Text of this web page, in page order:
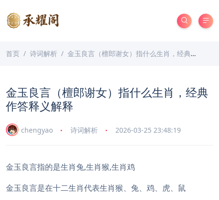
首页 诗词解析 金玉良言（檀郎谢女）指什么生肖，经典作答释义解释
金玉良言（檀郎谢女）指什么生肖，经典
作答释义解释
chengyao 诗词解析 2026-03-25 23:48:19
金玉良言指的是生肖兔,生肖猴,生肖鸡
金玉良言是在十二生肖代表生肖猴、兔、鸡、虎、鼠